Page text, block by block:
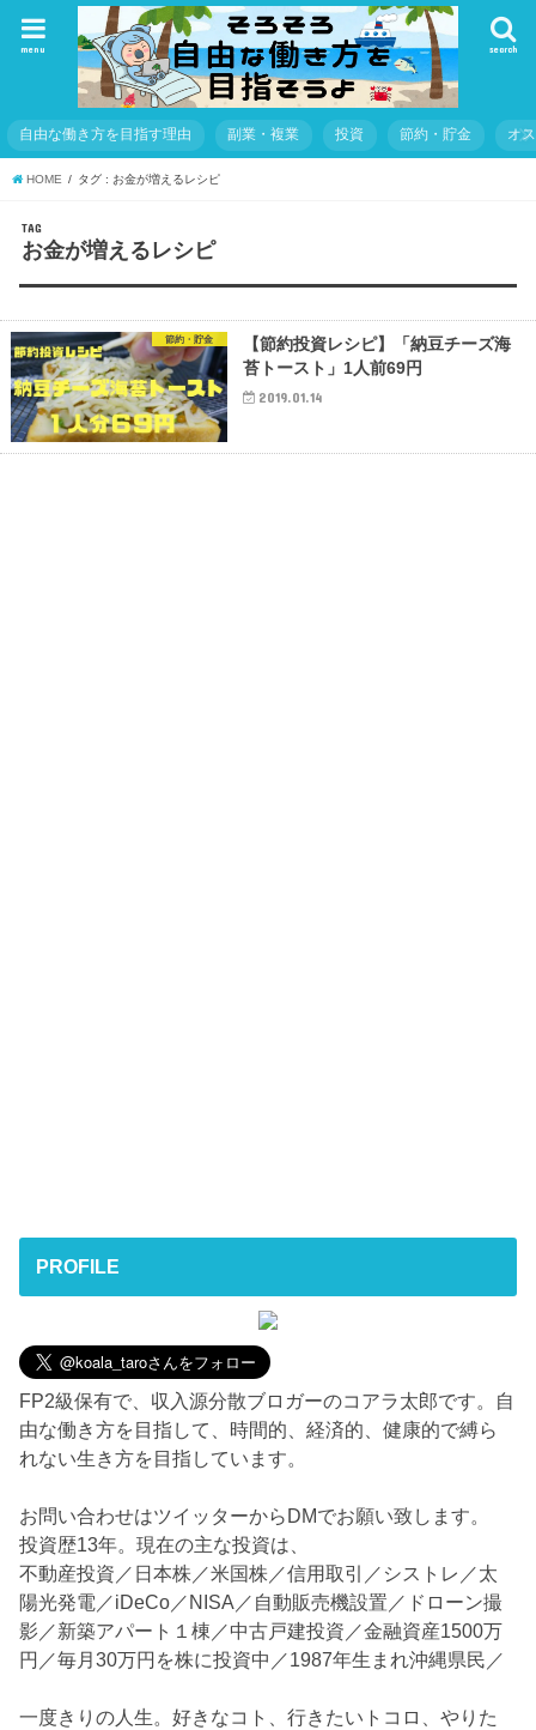
search
menu
自由な働き方を目指す理由 副業・複業 投資 節約・貯金 オ
HOME タグ : お金が増えるレシピ
TAG
お金が増えるレシピ
節約・貯金
【節約投資レシピ】「納豆チーズ海
苔トースト」1人前69円
2019.01.14
PROFILE
FP2級保有で、収入源分散ブロガーのコアラ太郎です。自
由な働き方を目指して、時間的、経済的、健康的で縛ら
れない生き方を目指しています。
お問い合わせはツイッターからDMでお願い致します。
投資歴13年。現在の主な投資は、
不動産投資／日本株／米国株／信用取引／シストレ／太
陽光発電／iDeCo／NISA／自動販売機設置／ドローン撮
影／新築アパート１棟／中古戸建投資／金融資産1500万
円／毎月30万円を株に投資中／1987年生まれ沖縄県民／
一度きりの人生。好きなコト、行きたいトコロ、やりた